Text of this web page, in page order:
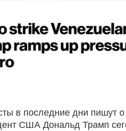
в последние дни пишут о
США Дональд Трамп